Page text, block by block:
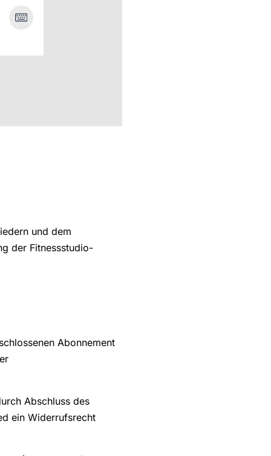
und dem
der Fitnessstudio-
Abonnement
Abschluss des
ein Widerrufsrecht